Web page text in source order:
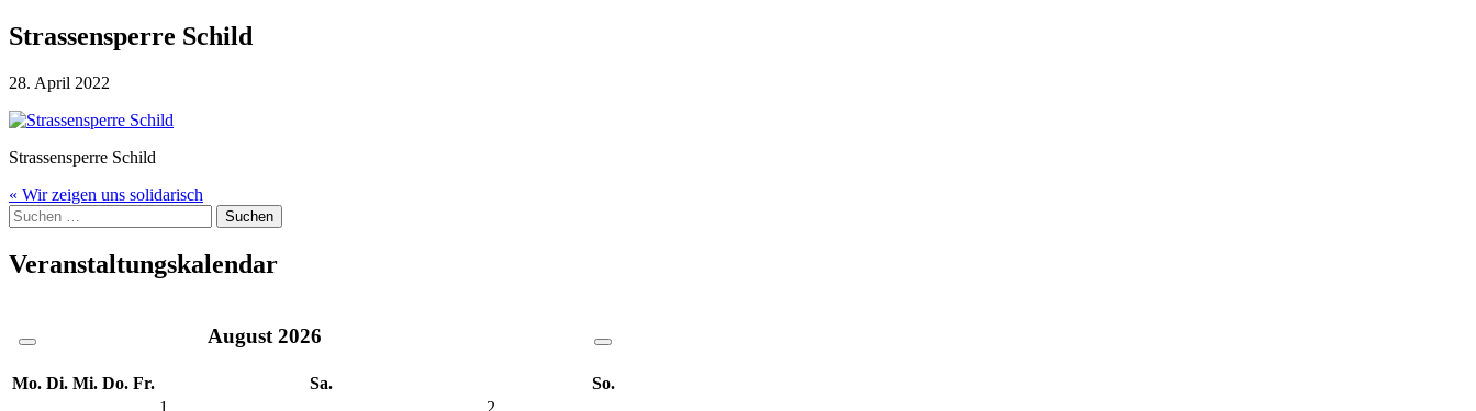
Strassensperre Schild
28. April 2022
Strassensperre Schild
Beitragsnavigation
« Wir zeigen uns solidarisch
Suche
nach:
Veranstaltungskalendar
August 2026
Mo. Di. Mi. Do. Fr. Sa.
So.
1
2